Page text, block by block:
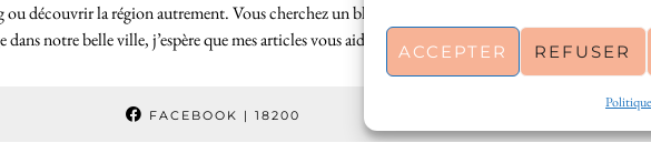
ACCEPTER REFUSER
découvrir la région autrement. Vous cherchez un blog lifestyle à La Rochelle, tenu par une
dans notre belle ville, j’espère que mes articles vous aideront à profiter de La Rochelle comme
FACEBOOK | 18200 |